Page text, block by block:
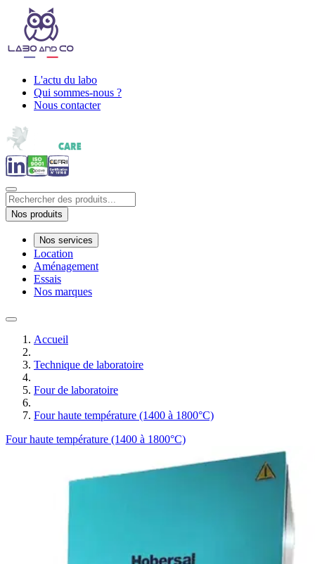
L'actu du labo
Qui sommes-nous ?
Nous contacter
Nos produits
Nos services
Location
Aménagement
Essais
Nos marques
Accueil
Technique de laboratoire
Four de laboratoire
Four haute température (1400 à 1800°C)
Four haute température (1400 à 1800°C)